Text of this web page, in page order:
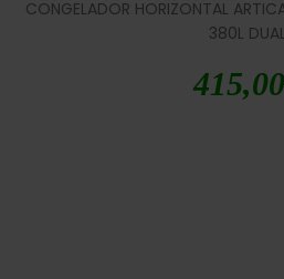
CONGELADOR HORIZONTAL
380L DUAL
415,00